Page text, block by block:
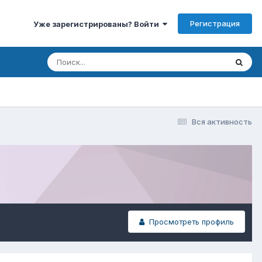
Уже зарегистрированы? Войти Регистрация
Вся активность
Просмотреть профиль